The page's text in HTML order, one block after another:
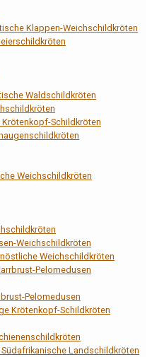
Klappen-Weichschildkröten
Waldschildkröten
Schildkröten
Weichschildkröten
Weichschildkröten
Weichschildkröten
Pelomedusen
Pelomedusen
Krötenkopf-Schildkröten
Landschildkröten